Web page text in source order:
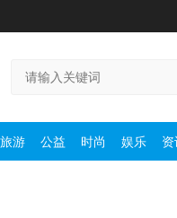
旅游 公益 时尚 娱乐